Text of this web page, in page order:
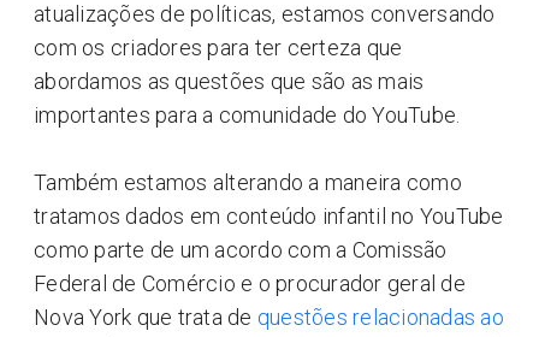
atualizações de políticas, estamos conversando
com os criadores para ter certeza que
abordamos as questões que são as mais
importantes para a comunidade do YouTube.
Também estamos alterando a maneira como
tratamos dados em conteúdo infantil no YouTube
como parte de um acordo com a Comissão
Federal de Comércio e o procurador geral de
Nova York que trata de questões relacionadas ao